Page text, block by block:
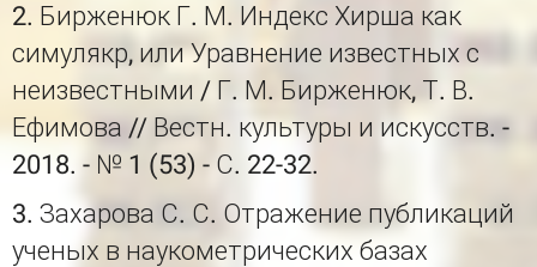
2. Бирженюк Г. М. Индекс Хирша как
симулякр, или Уравнение известных с
неизвестными / Г. М. Бирженюк, Т. В.
Ефимова // Вестн. культуры и искусств. -
2018. - № 1 (53) - С. 22-32.
3. Захарова С. С. Отражение публикаций
ученых в наукометрических базах